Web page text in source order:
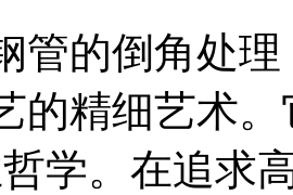
管的倒角处
的精细艺术
学。在追求